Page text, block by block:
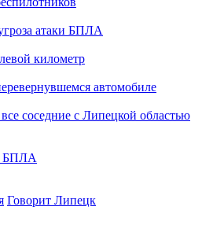
атаки БПЛА
километр
автомобиле
соседние с Липецкой областью
БПЛА
Говорит Липецк